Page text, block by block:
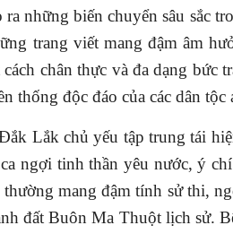
những biến chuyển sâu sắc
trang viết mang đậm âm
chân thực và đa dạng bức
thống độc đáo của các dân tộc
Lắk chủ yếu tập trung tái
ngợi tinh thần yêu nước, ý
mang đậm tính sử thi,
đất Buôn Ma Thuột lịch sử.